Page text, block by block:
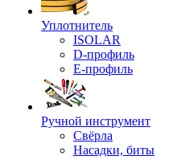
Уплотнитель
ISOLAR
D-профиль
Е-профиль
Ручной инструмент
Свёрла
Насадки, биты